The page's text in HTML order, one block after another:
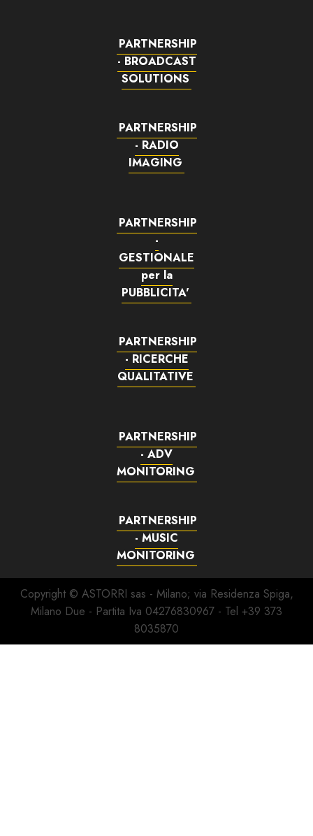
PARTNERSHIP
- BROADCAST
SOLUTIONS
PARTNERSHIP
- RADIO
IMAGING
PARTNERSHIP
-
GESTIONALE
per la
PUBBLICITA'
PARTNERSHIP
- RICERCHE
QUALITATIVE
PARTNERSHIP
- ADV
MONITORING
PARTNERSHIP
- MUSIC
MONITORING
Copyright © ASTORRI sas - Milano; via Residenza Spiga,
Milano Due - Partita Iva 04276830967 - Tel +39 373
8035870